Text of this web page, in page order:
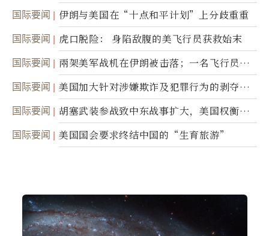
接技术转让
国际要闻 伊朗与美国在“十点和平计划”上分歧重重
国际要闻 虎口脱险： 身陷敌腹的美飞行员获救始末
国际要闻
兩架美军战机在伊朗被击落；一名飞行员失
踪
国际要闻
美国加大针对涉嫌欺诈及犯罪行为的剥夺公
民权力度
国际要闻
胡塞武装参战致中东战事扩大，美国权衡地
面入侵的可能性
国际要闻 美国国会要求终结中国的“生育旅游”